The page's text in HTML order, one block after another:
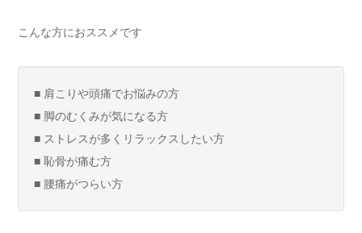
こんな方におススメです
■ 肩こりや頭痛でお悩みの方
■ 脚のむくみが気になる方
■ ストレスが多くリラックスしたい方
■ 恥骨が痛む方
■ 腰痛がつらい方